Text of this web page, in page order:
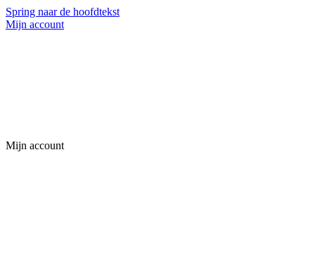
Spring naar de hoofdtekst
Mijn account
Mijn account